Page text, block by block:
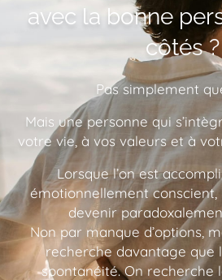
avec la bonne
côtés ?
Pas simplement
Mais une personne qui
votre vie, à vos valeurs et à
Lorsque l’on est
émotionnellement
devenir
Non par manque d’options,
recherche davantage que
spontanéité. On recherche